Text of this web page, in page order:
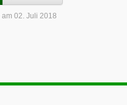
am 02. Juli 2018